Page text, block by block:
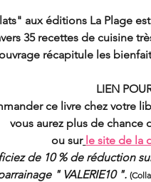
aux éditions La Plage
35 recettes de cuisine
récapitule les
LIEN
ce livre chez votre
vous aurez plus de chance
ou sur le site de la
de 10 % de réduction
" VALERIE10 ".